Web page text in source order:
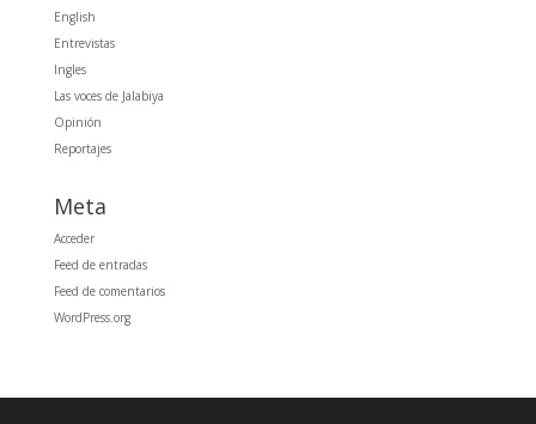
English
Entrevistas
Ingles
Las voces de Jalabiya
Opinión
Reportajes
Meta
Acceder
Feed de entradas
Feed de comentarios
WordPress.org